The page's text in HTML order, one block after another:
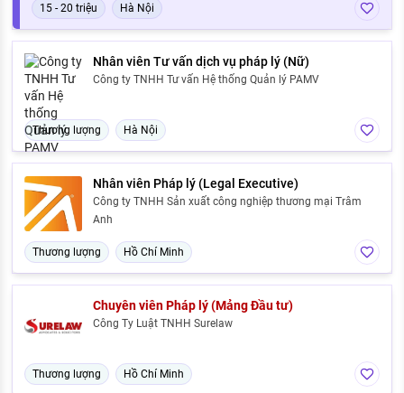
15 - 20 triệu Hà Nội
Nhân viên Tư vấn dịch vụ pháp lý (Nữ)
Công ty TNHH Tư vấn Hệ thống Quản lý PAMV
Thương lượng Hà Nội
Nhân viên Pháp lý (Legal Executive)
Công ty TNHH Sản xuất công nghiệp thương mại Trâm
Anh
Thương lượng Hồ Chí Minh
Chuyên viên Pháp lý (Mảng Đầu tư)
Công Ty Luật TNHH Surelaw
Thương lượng Hồ Chí Minh